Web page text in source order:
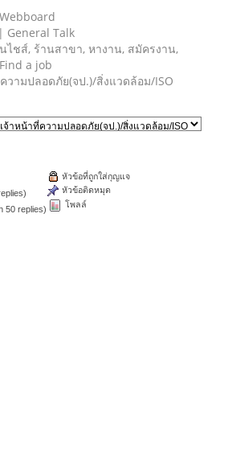
General Talk
ไชส์, ร้านสาขา, หางาน, สมัครงาน,
a job
วามปลอดภัย(จป.)/สิ่งแวดล้อม/ISO
50 replies)
หัวข้อที่ถูกใส่กุญแจ
หัวข้อติดหมุด
โพลล์